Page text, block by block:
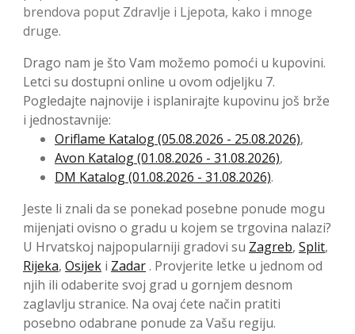
brendova poput Zdravlje i Ljepota, kako i mnoge
druge.
Drago nam je što Vam možemo pomoći u kupovini.
Letci su dostupni online u ovom odjeljku 7.
Pogledajte najnovije i isplanirajte kupovinu još brže
i jednostavnije:
Oriflame Katalog (05.08.2026 - 25.08.2026),
Avon Katalog (01.08.2026 - 31.08.2026),
DM Katalog (01.08.2026 - 31.08.2026).
Jeste li znali da se ponekad posebne ponude mogu
mijenjati ovisno o gradu u kojem se trgovina nalazi?
U Hrvatskoj najpopularniji gradovi su Zagreb, Split,
Rijeka, Osijek i Zadar. Provjerite letke u jednom od
njih ili odaberite svoj grad u gornjem desnom
zaglavlju stranice. Na ovaj ćete način pratiti
posebno odabrane ponude za Vašu regiju.